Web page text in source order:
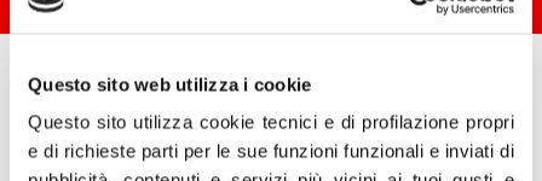
Questo sito web utilizza i cookie
Questo sito utilizza cookie tecnici e di profilazione propri
e di richieste parti per le sue funzioni funzionali e inviati di
7 Aprile 2021
«La maggioranza Draghi non sente ragioni: fa cadere
nel vuoto l’appello di Fratelli d’Italia e in Senato vota
contro la nostra mozione per destinare ai ristori i 5